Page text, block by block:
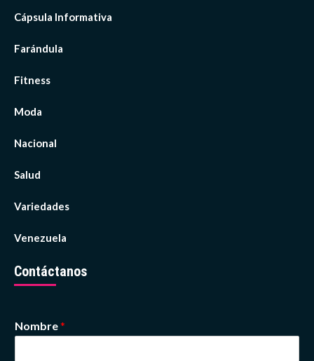
Cápsula Informativa
Farándula
Fitness
Moda
Nacional
Salud
Variedades
Venezuela
Contáctanos
Nombre*